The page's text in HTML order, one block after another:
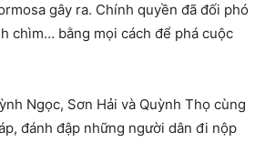
gây ra. Chính quyền đã đối phó
chìm… bằng mọi cách để phá cuộc
Ngọc, Sơn Hải và Quỳnh Thọ cùng
đánh đập những người dân đi nộp